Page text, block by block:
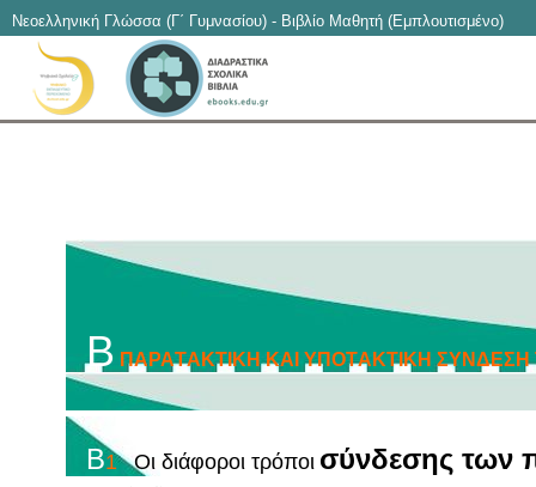
Νεοελληνική Γλώσσα (Γ΄ Γυμνασίου) - Βιβλίο Μαθητή (Εμπλουτισμένο)
B ΠΑΡΑTΑΚTΙΚΗ ΚΑΙ ΥΠOTΑΚTΙΚΗ
B1 Oι διάφοροι τρόποι σύνδεσης των